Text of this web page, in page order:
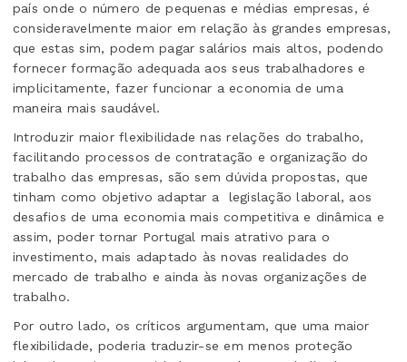
país onde o número de pequenas e médias empresas, é
consideravelmente maior em relação às grandes empresas,
que estas sim, podem pagar salários mais altos, podendo
fornecer formação adequada aos seus trabalhadores e
implicitamente, fazer funcionar a economia de uma
maneira mais saudável.
Introduzir maior flexibilidade nas relações do trabalho,
facilitando processos de contratação e organização do
trabalho das empresas, são sem dúvida propostas, que
tinham como objetivo adaptar a
legislação laboral, aos
desafios de uma economia mais competitiva e dinâmica e
assim, poder tornar Portugal mais atrativo para o
investimento, mais adaptado às novas realidades do
mercado de trabalho e ainda às novas organizações de
trabalho.
Por outro lado, os críticos argumentam, que uma maior
flexibilidade, poderia traduzir-se em menos proteção